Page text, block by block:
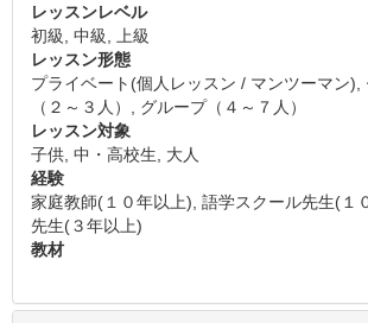
レッスンレベル
初級, 中級, 上級
レッスン形態
プライベート(個人レッスン / マンツーマン),
（２～３人）, グループ（４～７人）
レッスン対象
子供, 中・高校生, 大人
経験
家庭教師(１０年以上), 語学スクール先生(１
先生(３年以上)
教材